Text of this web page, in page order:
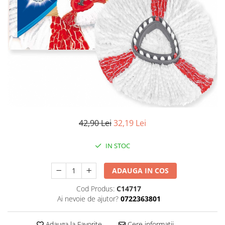
Balsam de par
Ceara de par si gel
Accesorii par
Cosmetice profesionale
Tratamente si masca de par
Deodorante si antiperspirante
Lotiuni si creme de corp
42,90 Lei32,19 Lei
IN STOC
ADAUGA IN COS
Cod Produs: C14717
Ai nevoie de ajutor? 0722363801